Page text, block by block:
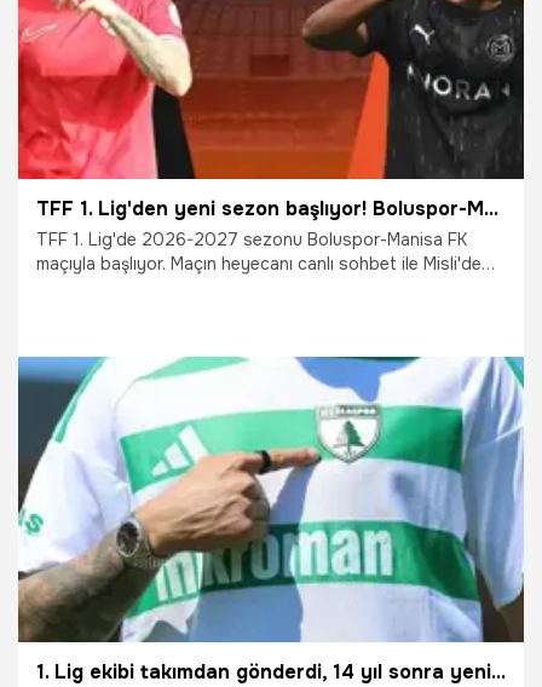
TFF 1. Lig'den yeni sezon başlıyor! Boluspor-Manisa FK maçının heyecanı canlı sohbet ile Misli'de
TFF 1. Lig'de 2026-2027 sezonu Boluspor-Manisa FK
maçıyla başlıyor. Maçın heyecanı canlı sohbet ile Misli'de
7.08.2026 İddaa
1. Lig ekibi takımdan gönderdi, 14 yıl sonra yeniden imza attı